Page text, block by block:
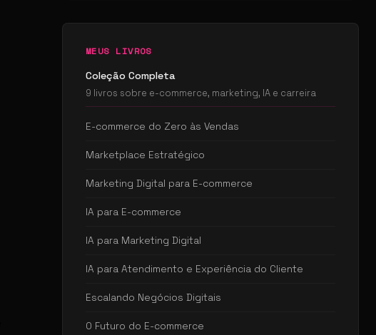
MEUS LIVROS
Coleção Completa
9 livros sobre e-commerce, marketing, IA e carreira
E-commerce do Zero às Vendas
Marketplace Estratégico
Marketing Digital para E-commerce
IA para E-commerce
IA para Marketing Digital
IA para Atendimento e Experiência do Cliente
Escalando Negócios Digitais
O Futuro do E-commerce